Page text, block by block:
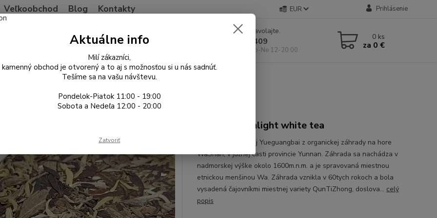
Veľkoobchod Blog Kontakty EUR Prihlásenie
Hľadať
Neviete si rady? Zavolajte.
+421 904 546 409
Po-Pia 11-19:00, So-Ne 12-20:00
0 ks
za 0 €
2022 WaShan Yueguangbai
WaShan Yueguangbai
Yunnan Moonlight white tea
Yunnanský biely čaj Yueguangbai z organickej záhrady na hore
WaShan, v južnej časti provincie Yunnan. Záhrada sa nachádza v
nadmorskej výške okolo 1600m.n.m. a je spravovaná miestnou
etnickou menšinou Wa. Záhrada vznikla v 60tych rokoch a bola
vysadená čajovníkmi miestnej variety QunTiZhong, doslova... celý
popis
Aktuálne info
Milí zákazníci,
kamenný obchod je otvorený a to aj s možnosťou si u nás sadnúť.
Tešíme sa na vašu návštevu.
Pondelok-Piatok 11:00 - 19:00
Sobota a Nedeľa 12:00 - 20:00
Zatvoriť